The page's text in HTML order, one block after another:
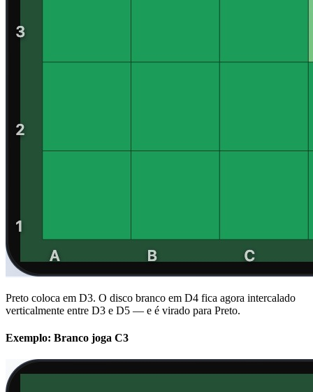
Preto coloca em D3. O disco branco em D4 fica agora intercalado
verticalmente entre D3 e D5 — e é virado para Preto.
Exemplo: Branco joga C3